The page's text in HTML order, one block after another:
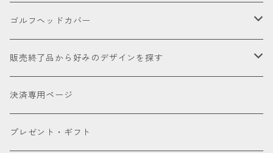
ユーティリティー
パター
海外製高級本革
金華山（ジャガードパイル）
帆布
ドライバー
ミニドライバー
ゴルフクラブ
ウェッジ
パター
アクセサリー
パターカバーキャッチャー
ネームタグ
ケアグッズ
アウトレット商品
セール品会場
ゴルフヘッドカバー
お試し
販売終了品から好みのデザインを探す
色で探す
ブラック
種類で探す
決済専用ページ
プレゼント・ギフト